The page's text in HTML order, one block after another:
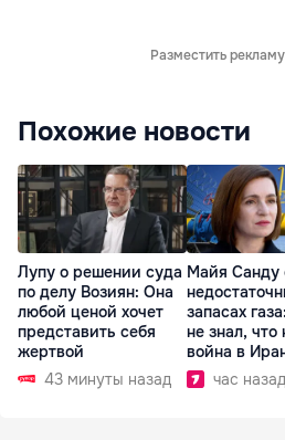
Разместить
Похожие новости
Лупу о решении суда
по делу Возиян: Она
любой ценой хочет
представить себя
жертвой
43 минуты назад
Майя Санду
запасах
не знал, что
война в
час назад